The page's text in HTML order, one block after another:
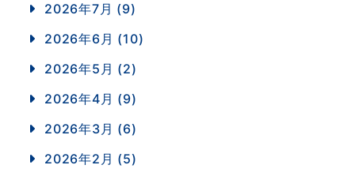
2026年7月 (9)
2026年6月 (10)
2026年5月 (2)
2026年4月 (9)
2026年3月 (6)
2026年2月 (5)